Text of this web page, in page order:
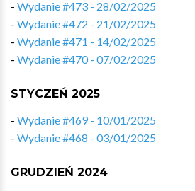
- Wydanie #473 - 28/02/2025
- Wydanie #472 - 21/02/2025
- Wydanie #471 - 14/02/2025
- Wydanie #470 - 07/02/2025
STYCZEŃ 2025
- Wydanie #469 - 10/01/2025
- Wydanie #468 - 03/01/2025
GRUDZIEŃ 2024